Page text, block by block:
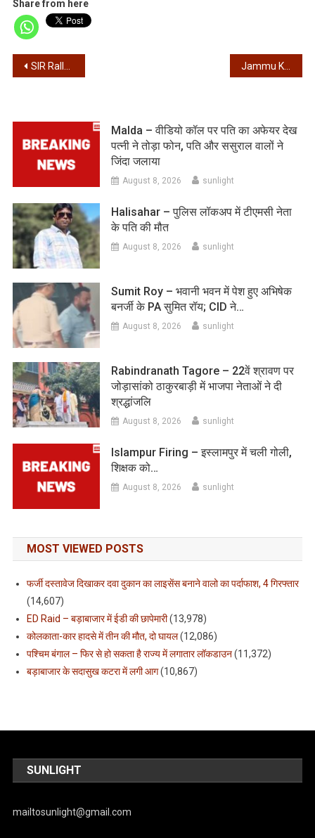
Share from here
Post
SIR Rally TMC – एसआईआर के विरोध में तृणमूल की रैली, हाथ में संविधान लेकर निकलीं सीएम ममता बनर्जी Jammu Kashmir Encounter – किश्तवाड़ में आतंकी और सुरक्षाबलों में मुठभेड़, 2-3 आतंकियों के छिपे होने की आशंका
Malda – वीडियो कॉल पर पति का अफेयर देख
पत्नी ने तोड़ा फोन, पति और ससुराल वालों ने
जिंदा जलाया
August 8, 2026 sunlight
Halisahar – पुलिस लॉकअप में टीएमसी नेता
के पति की मौत
August 8, 2026 sunlight
Sumit Roy – भवानी भवन में पेश हुए अभिषेक
बनर्जी के PA सुमित रॉय; CID ने…
August 8, 2026 sunlight
Rabindranath Tagore – 22वें श्रावण पर
जोड़ासांको ठाकुरबाड़ी में भाजपा नेताओं ने दी
श्रद्धांजलि
August 8, 2026 sunlight
Islampur Firing – इस्लामपुर में चली गोली,
शिक्षक को…
August 8, 2026 sunlight
MOST VIEWED POSTS
फर्जी दस्तावेज दिखाकर दवा दुकान का लाइसेंस बनाने वालो का पर्दाफाश, 4 गिरफ्तार
(14,607)
ED Raid – बड़ाबाजार में ईडी की छापेमारी(13,978)
कोलकाता-कार हादसे में तीन की मौत, दो घायल(12,086)
पश्चिम बंगाल – फिर से हो सकता है राज्य में लगातार लॉकडाउन(11,372)
बड़ाबाजार के सदासुख कटरा में लगी आग(10,867)
SUNLIGHT
mailtosunlight@gmail.com